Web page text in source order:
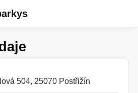
504, 25070 Postřižín